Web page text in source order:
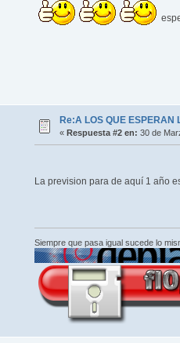
Re:A LOS QUE ESPERAN
«Respuesta #2 en: 30 de
La prevision para de aquí 1 año
Siempre que pasa igual sucede lo